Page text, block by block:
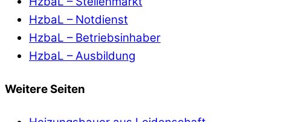
HzbaL – Notdienst
HzbaL – Betriebsinhaber
HzbaL – Ausbildung
Weitere Seiten